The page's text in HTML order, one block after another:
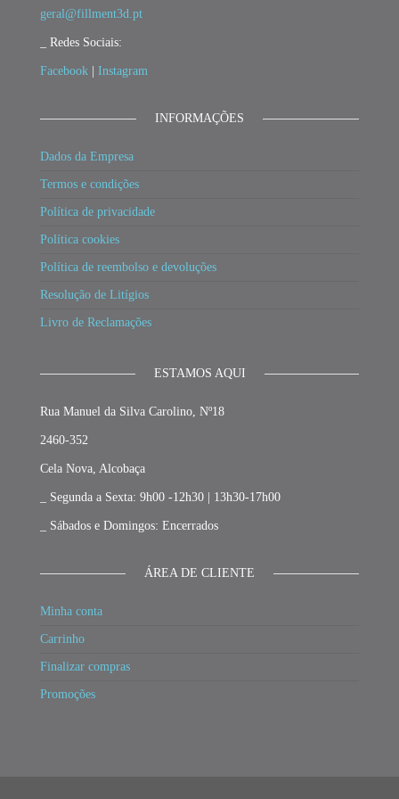
geral@fillment3d.pt
_ Redes Sociais:
Facebook Instagram
INFORMAÇÕES
Dados da Empresa
Termos e condições
Política de privacidade
Política cookies
Política de reembolso e devoluções
Resolução de Litígios
Livro de Reclamações
ESTAMOS AQUI
Rua Manuel da Silva Carolino, Nº18
2460-352
Cela Nova, Alcobaça
_ Segunda a Sexta: 9h00 -12h30 | 13h30-17h00
_ Sábados e Domingos: Encerrados
ÁREA DE CLIENTE
Minha conta
Carrinho
Finalizar compras
Promoções